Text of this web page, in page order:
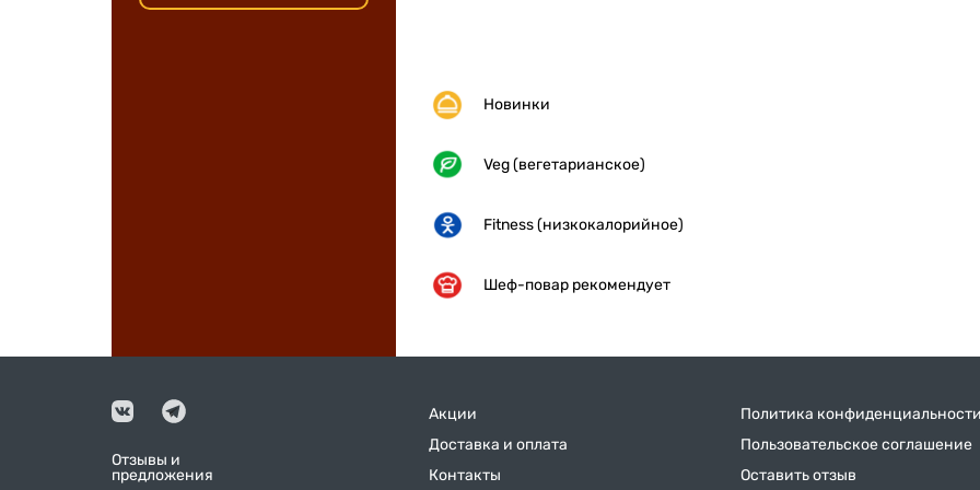
Новинки
Veg (вегетарианское)
Fitness (низкокалорийное)
Шеф-повар рекомендует
Отзывы и
предложения
Акции
Доставка и оплата
Контакты
Политика
Пользовательское соглашение
Оставить отзыв